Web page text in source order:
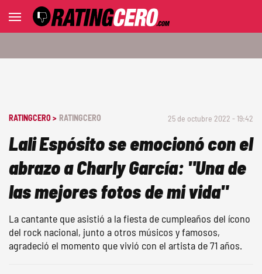
RATINGCERO > RATINGCERO 25 de octubre 2022 - 19:42
Lali Espósito se emocionó con el
abrazo a Charly García: "Una de
las mejores fotos de mi vida"
La cantante que asistió a la fiesta de cumpleaños del ícono
del rock nacional, junto a otros músicos y famosos,
agradeció el momento que vivió con el artista de 71 años.